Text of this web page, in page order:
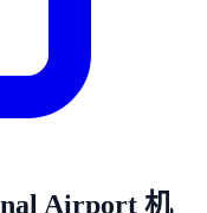
Airport 机